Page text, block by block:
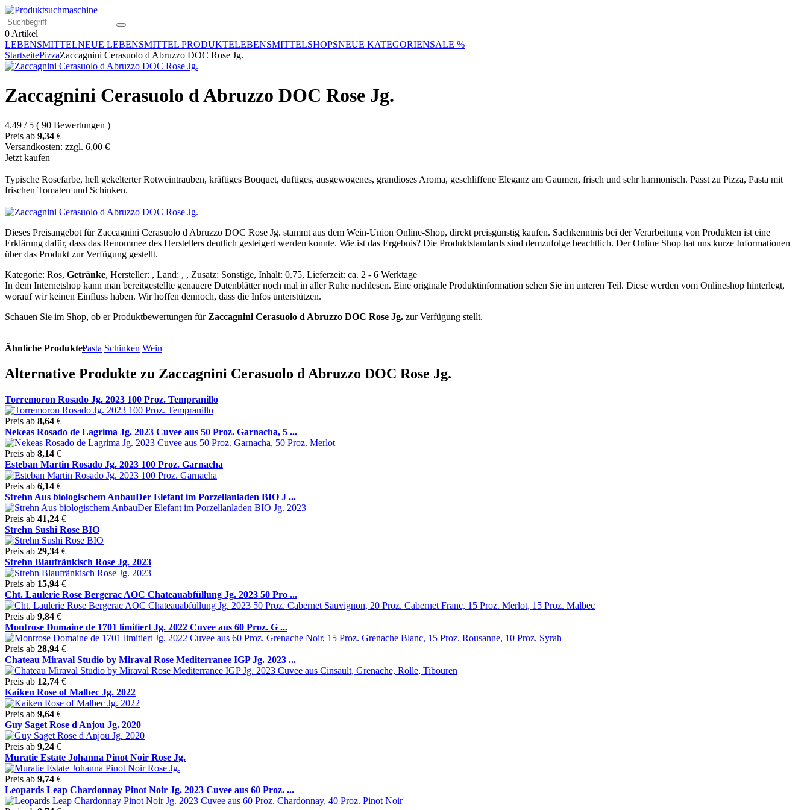
0 Artikel
LEBENSMITTELNEUE LEBENSMITTEL PRODUKTELEBENSMITTELSHOPSNEUE KATEGORIENSALE %
StartseitePizzaZaccagnini Cerasuolo d Abruzzo DOC Rose Jg.
Zaccagnini Cerasuolo d Abruzzo DOC Rose Jg.
4.49 / 5 ( 90 Bewertungen )
Preis ab 9,34 €
Versandkosten: zzgl. 6,00 €
Jetzt kaufen
Typische Rosefarbe, hell gekelterter Rotweintrauben, kräftiges Bouquet, duftiges, ausgewogenes, grandioses Aroma, geschliffene Eleganz am Gaumen, frisch und sehr harmonisch. Passt zu Pizza, Pasta mit
frischen Tomaten und Schinken.
Dieses Preisangebot für Zaccagnini Cerasuolo d Abruzzo DOC Rose Jg. stammt aus dem Wein-Union Online-Shop, direkt preisgünstig kaufen. Sachkenntnis bei der Verarbeitung von Produkten ist eine
Erklärung dafür, dass das Renommee des Herstellers deutlich gesteigert werden konnte. Wie ist das Ergebnis? Die Produktstandards sind demzufolge beachtlich. Der Online Shop hat uns kurze Informationen
über das Produkt zur Verfügung gestellt.
Kategorie: Ros, Getränke, Hersteller: , Land: , , Zusatz: Sonstige, Inhalt: 0.75, Lieferzeit: ca. 2 - 6 Werktage
In dem Internetshop kann man bereitgestellte genauere Datenblätter noch mal in aller Ruhe nachlesen. Eine originale Produktinformation sehen Sie im unteren Teil. Diese werden vom Onlineshop hinterlegt,
worauf wir keinen Einfluss haben. Wir hoffen dennoch, dass die Infos unterstützen.
Schauen Sie im Shop, ob er Produktbewertungen für Zaccagnini Cerasuolo d Abruzzo DOC Rose Jg. zur Verfügung stellt.
Ähnliche Produkte:Pasta Schinken Wein
Alternative Produkte zu Zaccagnini Cerasuolo d Abruzzo DOC Rose Jg.
Torremoron Rosado Jg. 2023 100 Proz. Tempranillo
Preis ab 8,64 €
Nekeas Rosado de Lagrima Jg. 2023 Cuvee aus 50 Proz. Garnacha, 5 ...
Preis ab 8,14 €
Esteban Martin Rosado Jg. 2023 100 Proz. Garnacha
Preis ab 6,14 €
Strehn Aus biologischem AnbauDer Elefant im Porzellanladen BIO J ...
Preis ab 41,24 €
Strehn Sushi Rose BIO
Preis ab 29,34 €
Strehn Blaufränkisch Rose Jg. 2023
Preis ab 15,94 €
Cht. Laulerie Rose Bergerac AOC Chateauabfüllung Jg. 2023 50 Pro ...
Preis ab 9,84 €
Montrose Domaine de 1701 limitiert Jg. 2022 Cuvee aus 60 Proz. G ...
Preis ab 28,94 €
Chateau Miraval Studio by Miraval Rose Mediterranee IGP Jg. 2023 ...
Preis ab 12,74 €
Kaiken Rose of Malbec Jg. 2022
Preis ab 9,64 €
Guy Saget Rose d Anjou Jg. 2020
Preis ab 9,24 €
Muratie Estate Johanna Pinot Noir Rose Jg.
Preis ab 9,74 €
Leopards Leap Chardonnay Pinot Noir Jg. 2023 Cuvee aus 60 Proz. ...